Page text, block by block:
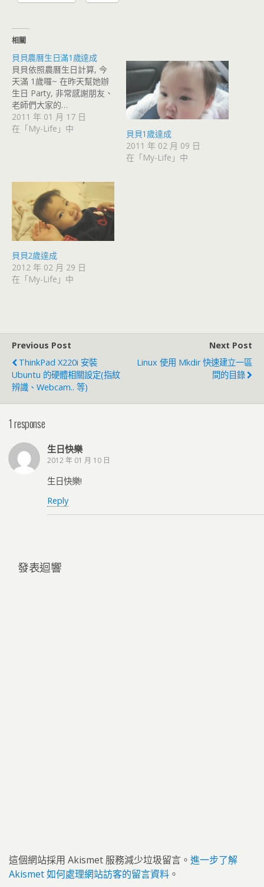
相關
貝貝農曆生日滿1歲達成
貝貝依照農曆生日計算, 今
天滿 1歲囉~ 在昨天幫她辦
生日 Party, 非常感謝朋友、
老師們大家的…
2011 年 01 月 17 日
在「My-Life」中
貝貝1歲達成
2011 年 02 月 09 日
在「My-Life」中
貝貝2歲達成
2012 年 02 月 29 日
在「My-Life」中
Previous Post
ThinkPad X220i 安裝
Ubuntu 的硬體相關設定(指紋
辨識、Webcam.. 等)
Next Post
Linux 使用 Mkdir 快速建立一區
間的目錄
1 response
生日快樂
2012 年 01 月 10 日
生日快樂!
Reply
發表迴響
這個網站採用 Akismet 服務減少垃圾留言。 進一步了解
Akismet 如何處理網站訪客的留言資料 。